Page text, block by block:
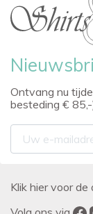
Ontvang nu
besteding € 85,-
Klik hier voor